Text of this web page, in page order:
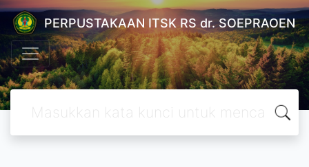
PERPUSTAKAAN ITSK RS dr. SOEPRAOEN